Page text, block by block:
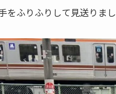
をふりふりして見送りま